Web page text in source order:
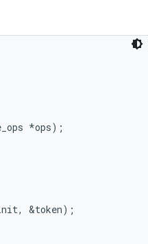
*ops);
, &token);